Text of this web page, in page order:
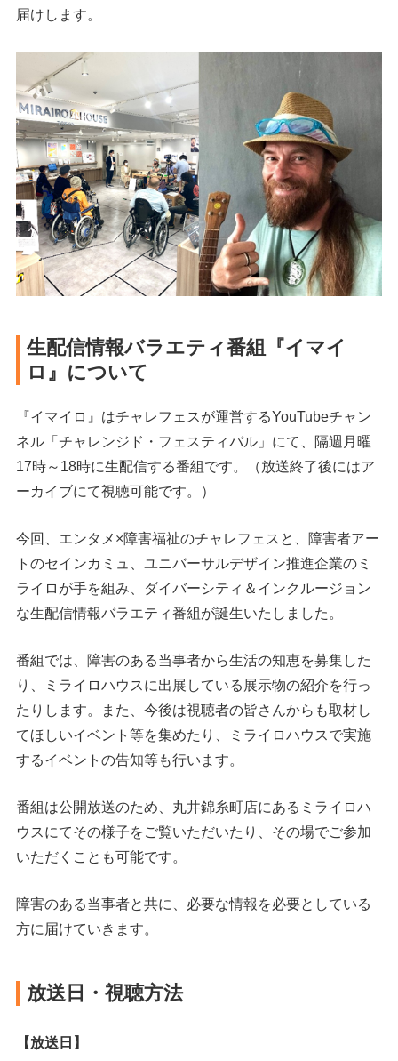
届けします。
生配信情報バラエティ番組『イマイ
ロ』について
『イマイロ』はチャレフェスが運営するYouTubeチャン
ネル「チャレンジド・フェスティバル」にて、隔週月曜
17時～18時に生配信する番組です。（放送終了後にはア
ーカイブにて視聴可能です。）
今回、エンタメ×障害福祉のチャレフェスと、障害者アー
トのセインカミュ、ユニバーサルデザイン推進企業のミ
ライロが手を組み、ダイバーシティ＆インクルージョン
な生配信情報バラエティ番組が誕生いたしました。
番組では、障害のある当事者から生活の知恵を募集した
り、ミライロハウスに出展している展示物の紹介を行っ
たりします。また、今後は視聴者の皆さんからも取材し
てほしいイベント等を集めたり、ミライロハウスで実施
するイベントの告知等も行います。
番組は公開放送のため、丸井錦糸町店にあるミライロハ
ウスにてその様子をご覧いただいたり、その場でご参加
いただくことも可能です。
障害のある当事者と共に、必要な情報を必要としている
方に届けていきます。
放送日・視聴方法
【放送日】